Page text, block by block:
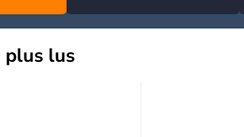
orages
lus